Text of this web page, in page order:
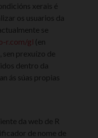
xerais é
os usuarios da
se
r.com/gl (en
prexuízo de
dentro da
ás súas propias
da web de R
de nome de